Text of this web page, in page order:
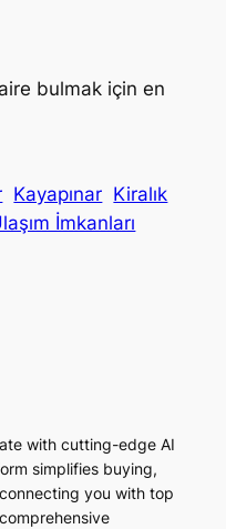
bulmak için en
Kayapınar Kiralık
İmkanları
with cutting-edge AI
simplifies buying,
you with top